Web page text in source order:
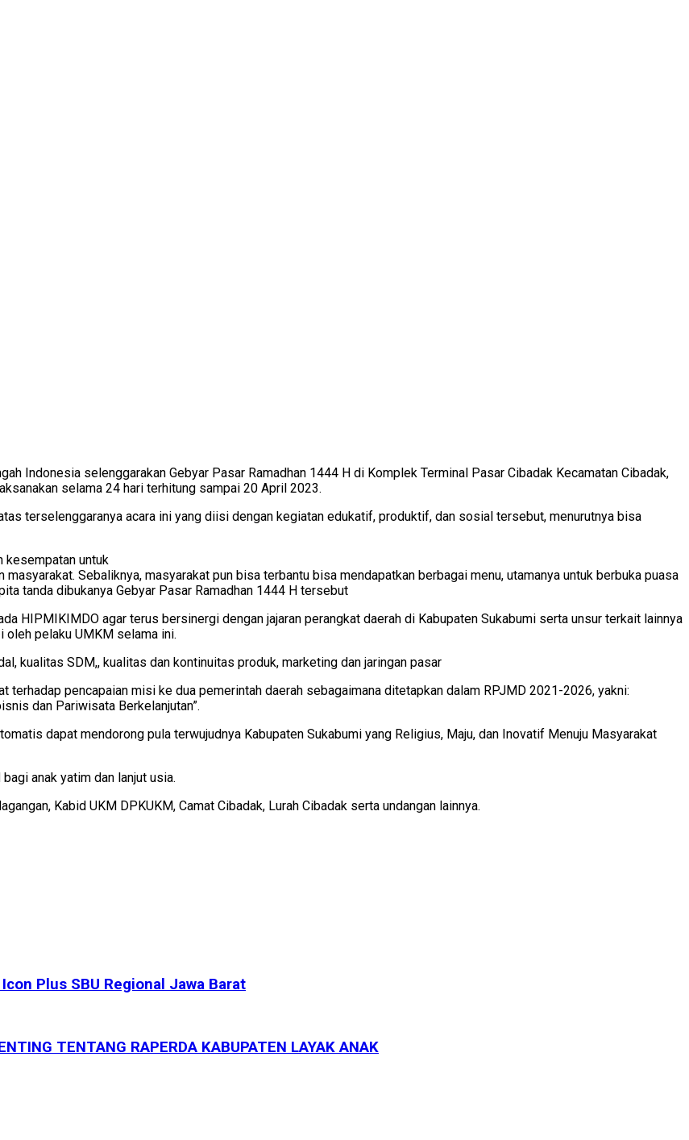
Indonesia selenggarakan Gebyar Pasar Ramadhan 1444 H di Komplek Terminal Pasar Cibadak Kecamatan Cibadak,
selama 24 hari terhitung sampai 20 April 2023.
terselenggaranya acara ini yang diisi dengan kegiatan edukatif, produktif, dan sosial tersebut, menurutnya bisa
kesempatan untuk
Sebaliknya, masyarakat pun bisa terbantu bisa mendapatkan berbagai menu, utamanya untuk berbuka puasa
tanda dibukanya Gebyar Pasar Ramadhan 1444 H tersebut
HIPMIKIMDO agar terus bersinergi dengan jajaran perangkat daerah di Kabupaten Sukabumi serta unsur terkait lainnya
oleh pelaku UMKM selama ini.
kualitas SDM,, kualitas dan kontinuitas produk, marketing dan jaringan pasar
terhadap pencapaian misi ke dua pemerintah daerah sebagaimana ditetapkan dalam RPJMD 2021-2026, yakni:
dan Pariwisata Berkelanjutan”.
dapat mendorong pula terwujudnya Kabupaten Sukabumi yang Religius, Maju, dan Inovatif Menuju Masyarakat
anak yatim dan lanjut usia.
Kabid UKM DPKUKM, Camat Cibadak, Lurah Cibadak serta undangan lainnya.
Plus SBU Regional Jawa Barat
TENTANG RAPERDA KABUPATEN LAYAK ANAK